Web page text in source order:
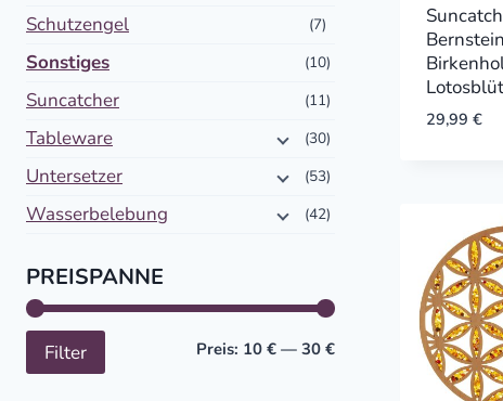
29,99€
Schutzengel (7)
Sonstiges (10)
Suncatcher (11)
Tableware (30)
Untersetzer (53)
Wasserbelebung (42)
PREISPANNE
Mindestpreis
Höchstpreis
Filter Preis: 10 € —30 €